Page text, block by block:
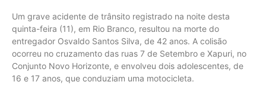
Um grave acidente de trânsito registrado na noite desta
quinta-feira (11), em Rio Branco, resultou na morte do
entregador Osvaldo Santos Silva, de 42 anos. A colisão
ocorreu no cruzamento das ruas 7 de Setembro e Xapuri, no
Conjunto Novo Horizonte, e envolveu dois adolescentes, de
16 e 17 anos, que conduziam uma motocicleta.